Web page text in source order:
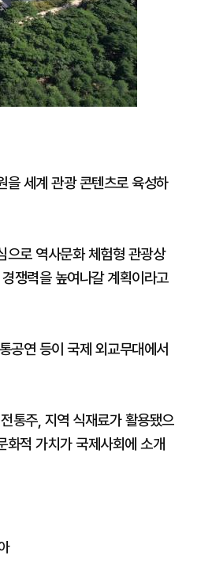
을 세계 관광 콘텐츠로 육성하
으로 역사문화 체험형 관광상
쟁력을 높여나갈 계획이라고
공연 등이 국제 외교무대에서
통주, 지역 식재료가 활용됐으
화적 가치가 국제사회에 소개